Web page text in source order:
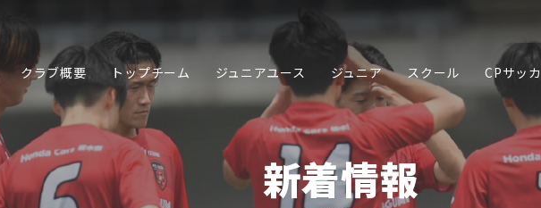
クラブ概要 トップチーム ジュニアユース ジュニア スクール CPサッ
新着情報